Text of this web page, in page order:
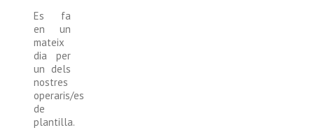
Es fa
en un
mateix
dia per
un dels
nostres
operaris/es
de
plantilla.